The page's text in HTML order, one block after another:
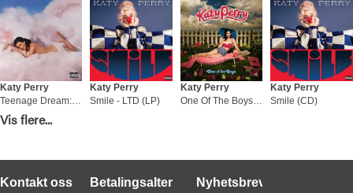
Kjøp
Katy Perry
189,-
Katy Perry
Smile - LTD (LP)
Katy Perry
One Of The Boys (CD)
Katy Perry
Smile (CD)
Vis flere...
Kontakt oss BetalingsalternativerNyhetsbrev